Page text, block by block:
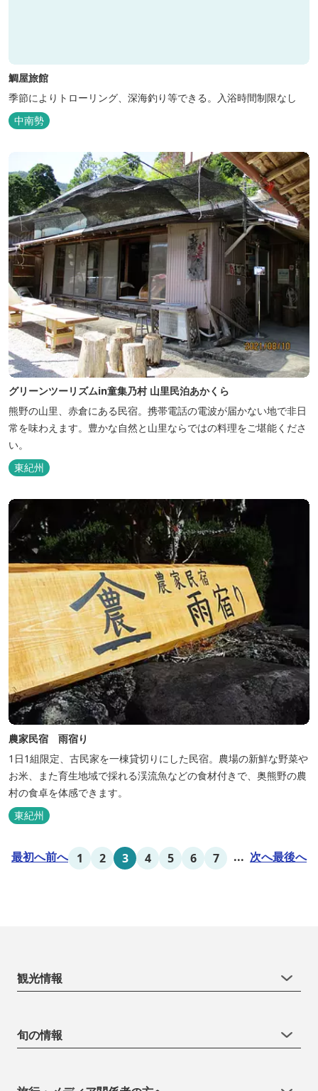
鯛屋旅館
季節によりトローリング、深海釣り等できる。入浴時間制限なし
中南勢
グリーンツーリズムin童集乃村 山里民泊あかくら
熊野の山里、赤倉にある民宿。携帯電話の電波が届かない地で非日
常を味わえます。豊かな自然と山里ならではの料理をご堪能くださ
い。
東紀州
農家民宿 雨宿り
1日1組限定、古民家を一棟貸切りにした民宿。農場の新鮮な野菜や
お米、また育生地域で採れる渓流魚などの食材付きで、奥熊野の農
村の食卓を体感できます。
東紀州
最初へ前へ 1 2 3 4 5 6 7 ... 次へ最後へ
観光情報
旬の情報